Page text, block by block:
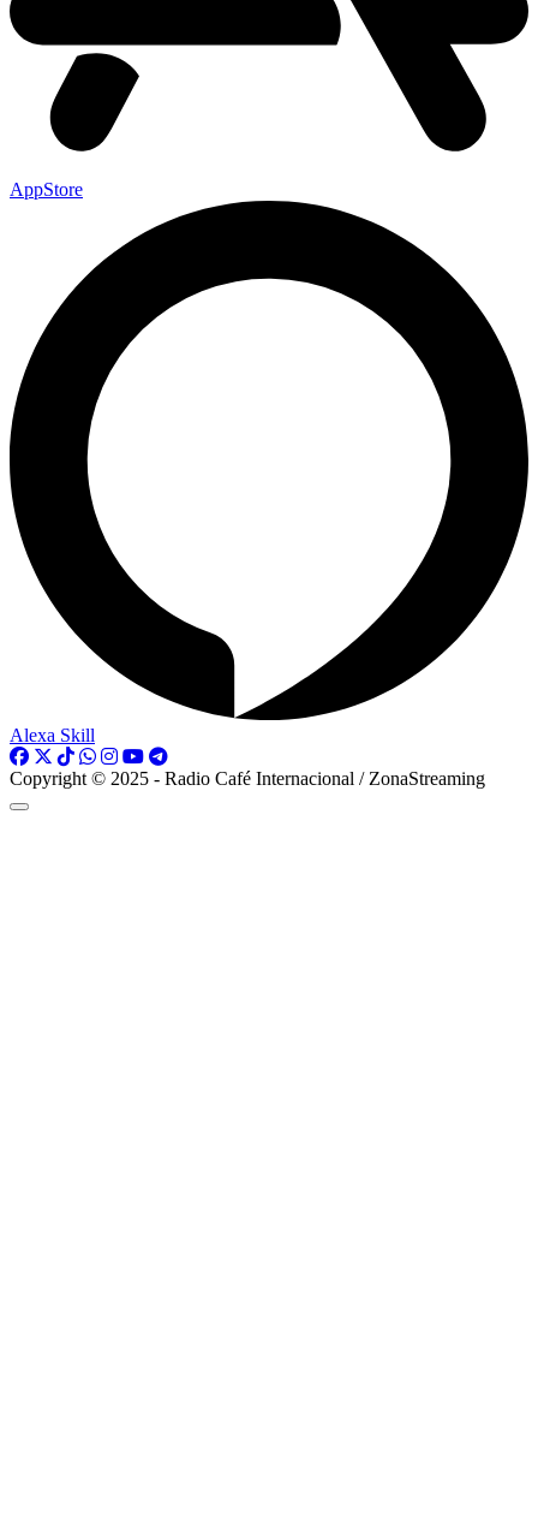
AppStore
Alexa Skill
Copyright © 2025 - Radio Café Internacional / ZonaStreaming